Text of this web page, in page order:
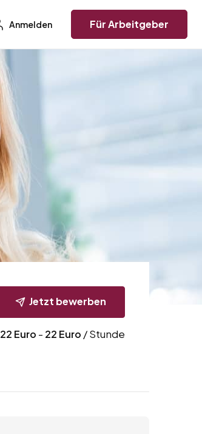
Anmelden Für Arbeitgeber
Jetzt bewerben
22 Euro - 22 Euro / Stunde